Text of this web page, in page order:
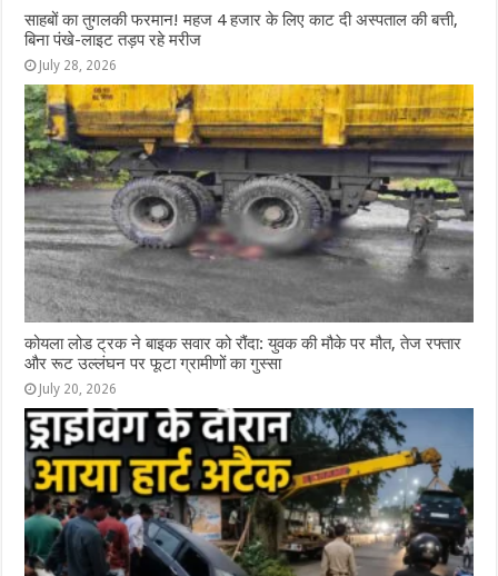
साहबों का तुगलकी फरमान! महज 4 हजार के लिए काट दी अस्पताल की बत्ती,
बिना पंखे-लाइट तड़प रहे मरीज
July 28, 2026
कोयला लोड ट्रक ने बाइक सवार को रौंदा: युवक की मौके पर मौत, तेज रफ्तार
और रूट उल्लंघन पर फूटा ग्रामीणों का गुस्सा
July 20, 2026